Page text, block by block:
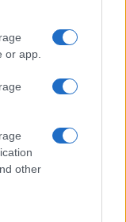
or app.
other